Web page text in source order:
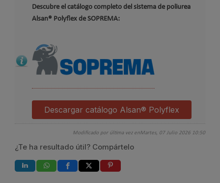
Descubre el catálogo completo del sistema de poliurea
Alsan® Polyflex de SOPREMA:
Descargar catálogo Alsan® Polyflex
Modificado por última vez enMartes, 07 Julio 2026 10:50
¿Te ha resultado útil? Compártelo